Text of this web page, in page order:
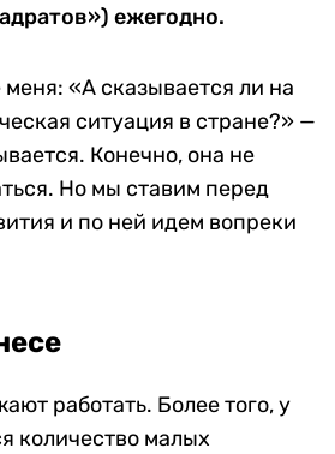
ежегодно.
«А сказывается ли на
ситуация в стране?» —
Конечно, она не
Но мы ставим перед
и по ней идем вопреки
работать. Более того, у
количество малых